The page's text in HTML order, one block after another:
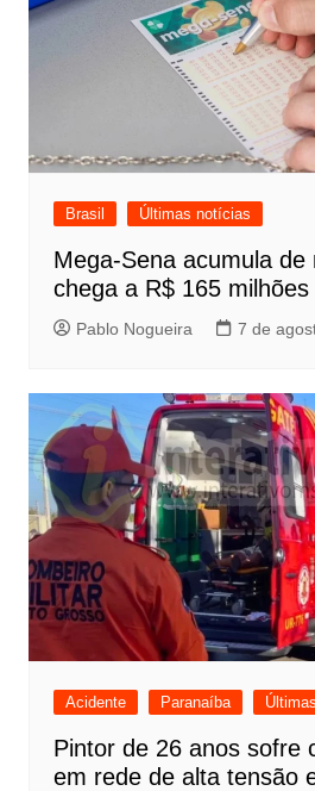
Brasil Últimas notícias
Mega-Sena acumula de
chega a R$ 165 milhões
Pablo Nogueira 7 de
Acidente Paranaíba
Pintor de 26 anos sofre
em rede de alta tensão